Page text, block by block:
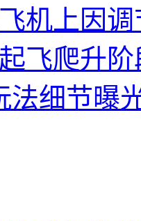
机上因
飞爬升阶
法细节